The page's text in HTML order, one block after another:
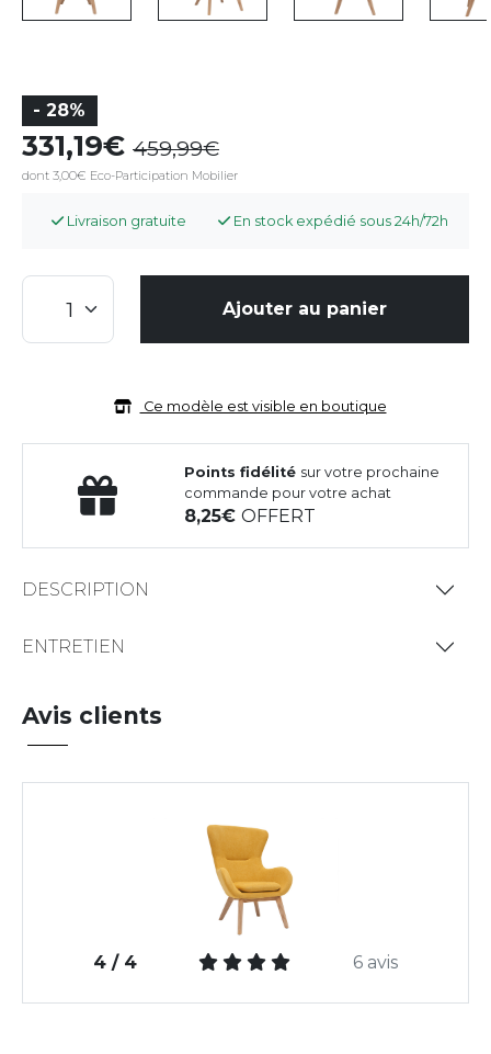
- 28%
331,19 459,99
dont 3,00€ Eco-Participation Mobilier
Livraison gratuite En stock expédié sous 24h/72h
Ajouter au panier
Ce modèle est visible en boutique
Points fidélité sur votre prochaine
commande pour votre achat
8,25OFFERT
DESCRIPTION
ENTRETIEN
Avis clients
4 / 4 6 avis